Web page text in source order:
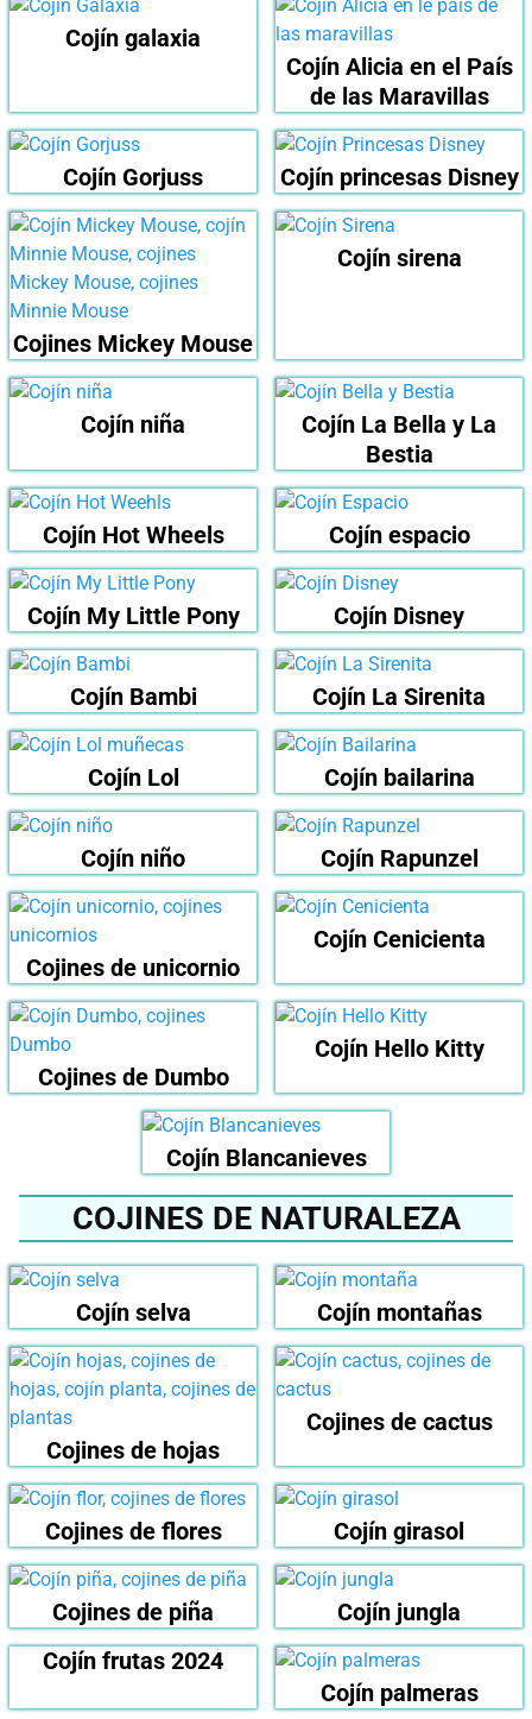
Cojín galaxia
Cojín Alicia en el País
de las Maravillas
Cojín Gorjuss Cojín princesas Disney
Cojines Mickey Mouse
Cojín sirena
Cojín niña
Cojín La Bella y La
Bestia
Cojín Hot Wheels Cojín espacio
Cojín My Little Pony Cojín Disney
Cojín Bambi Cojín La Sirenita
Cojín Lol Cojín bailarina
Cojín niño Cojín Rapunzel
Cojines de unicornio
Cojín Cenicienta
Cojines de Dumbo
Cojín Hello Kitty
Cojín Blancanieves
COJINES DE NATURALEZA
Cojín selva Cojín montañas
Cojines de hojas
Cojines de cactus
Cojines de flores Cojín girasol
Cojines de piña
Cojín jungla
Cojín frutas 2024
Cojín palmeras